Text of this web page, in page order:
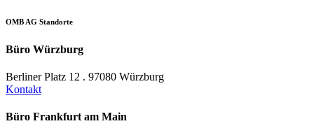
OMB AG Standorte
Büro Würzburg
Berliner Platz 12 . 97080 Würzburg
Kontakt
Büro Frankfurt am Main